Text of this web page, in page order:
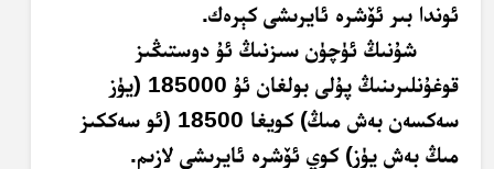
ئوندا بىر ئۆشرە ئايرىشى كېرەك.
شۇنىڭ ئۈچۈن سىزنىڭ ئۇ دوستىڭىز
قوغۇنلىرىنىڭ پۇلى بولغان ئۇ 185000 (يۈز
سەكسەن بەش مىڭ) كويغا 18500 (ئو سەككىز
مىڭ بەش يۈز) كوي ئۆشرە ئايرىشى لازىم.